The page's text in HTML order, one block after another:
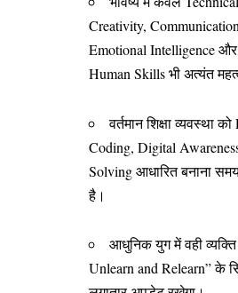
Creativity,
Emotional Intelligence
Human Skills भी अत्यंत
वर्तमान शिक्षा व्यवस्था
Coding, Digital
Solving आधारित बनाना
है।
आधुनिक युग में वही
Unlearn and Relearn” के